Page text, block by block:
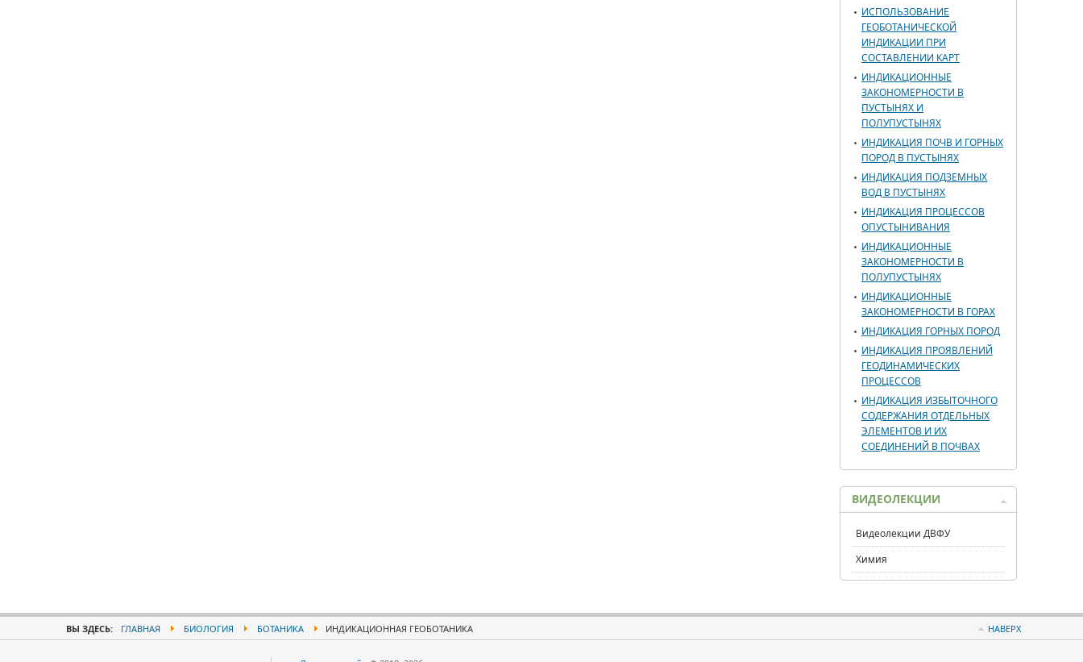
ИСПОЛЬЗОВАНИЕ
ГЕОБОТАНИЧЕСКОЙ
ИНДИКАЦИИ ПРИ
СОСТАВЛЕНИИ КАРТ
ИНДИКАЦИОННЫЕ
ЗАКОНОМЕРНОСТИ В
ПУСТЫНЯХ И
ПОЛУПУСТЫНЯХ
ИНДИКАЦИЯ ПОЧВ И ГОРНЫХ
ПОРОД В ПУСТЫНЯХ
ИНДИКАЦИЯ ПОДЗЕМНЫХ
ВОД В ПУСТЫНЯХ
ИНДИКАЦИЯ ПРОЦЕССОВ
ОПУСТЫНИВАНИЯ
ИНДИКАЦИОННЫЕ
ЗАКОНОМЕРНОСТИ В
ПОЛУПУСТЫНЯХ
ИНДИКАЦИОННЫЕ
ЗАКОНОМЕРНОСТИ В ГОРАХ
ИНДИКАЦИЯ ГОРНЫХ ПОРОД
ИНДИКАЦИЯ ПРОЯВЛЕНИЙ
ГЕОДИНАМИЧЕСКИХ
ПРОЦЕССОВ
ИНДИКАЦИЯ ИЗБЫТОЧНОГО
СОДЕРЖАНИЯ ОТДЕЛЬНЫХ
ЭЛЕМЕНТОВ И ИХ
СОЕДИНЕНИЙ В ПОЧВАХ
ВИДЕОЛЕКЦИИ
Видеолекции ДВФУ
Химия
ВЫ ЗДЕСЬ: ГЛАВНАЯ БИОЛОГИЯ БОТАНИКА ИНДИКАЦИОННАЯ ГЕОБОТАНИКА НАВЕРХ